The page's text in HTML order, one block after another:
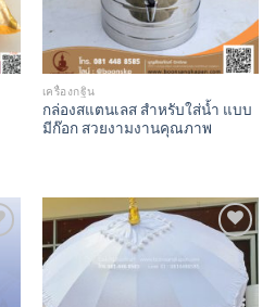
เครื่องกฐิน
กล่องสแตนเลส สำหรับใส่น้ำ แบบ
มีก๊อก สวยงามงานคุณภาพ
Add to
Wishlist